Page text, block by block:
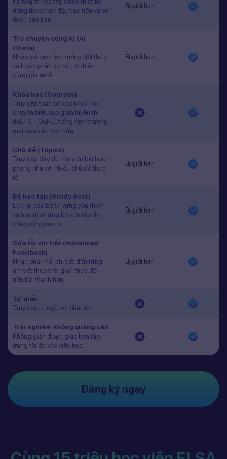
riêng theo trình độ, mục tiêu và sở
thích của bạn.
Bị giới hạn
Trò chuyện cùng AI (AI
Chats)
Nhập vai các tình huống đời thực
và luyện phản xạ nói tự nhiên
cùng gia sư AI.
Bị giới hạn
Khóa học (Courses)
Truy cập toàn bộ các khóa học
chuyên biệt, bao gồm luyện thi
(IELTS, TOEFL), tiếng Anh thương
mại và nhiều hơn nữa.
Chủ đề (Topics)
Truy cập đầy đủ thư viện bài học
phong phú với nhiều chủ đề thực
tế.
Bị giới hạn
Bộ học tập (Study Sets)
Lưu lại các bộ từ vựng yêu thích
và học từ những bộ sưu tập do
cộng đồng tạo ra.
Bị giới hạn
Sửa lỗi chi tiết (Advanced
Feedback)
Nhận phản hồi chi tiết đến từng
âm tiết theo thời gian thực để
tiến bộ nhanh hơn.
Bị giới hạn
Từ điển
Truy cập từ ngữ với phát âm
Trải nghiệm không quảng cáo
Không gián đoạn, giúp bạn tập
trung tối đa vào việc học.
Đăng ký ngay